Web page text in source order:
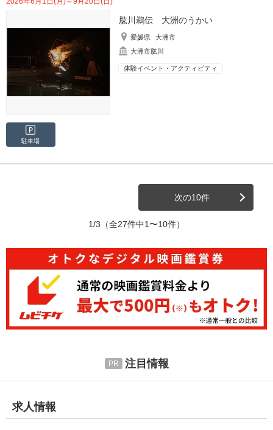
肱川鵜伝 大洲のうかい
愛媛県
大洲市
大洲市肱川
体験イベント・アクティビティ
駐車場
次の10件
1/3 （全27件中1〜10件）
注目情報
求人情報